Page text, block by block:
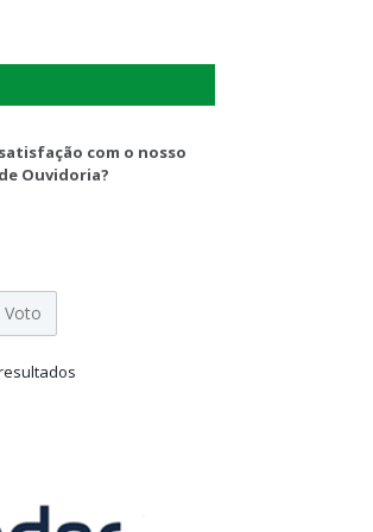
com o nosso
Ouvidoria?